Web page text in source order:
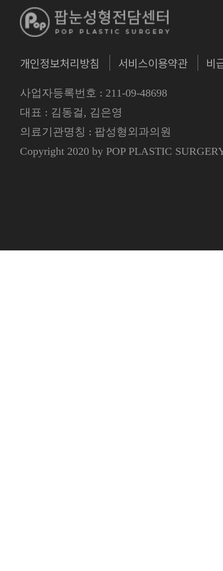
개인정보처리방침 서비스이용약관 비
사업자등록번호 : 211-09-48698
대표 : 김동걸, 김은영
의료기관명칭 : 팝성형외과의원
Copyright 2020 by POP PLASTIC